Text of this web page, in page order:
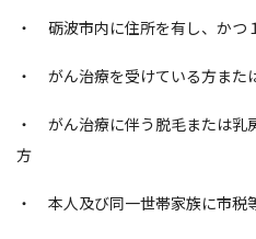
・ 砺波市内に住所を有し、かつ
・ がん治療を受けている方また
・ がん治療に伴う脱毛または乳
方
・ 本人及び同一世帯家族に市税